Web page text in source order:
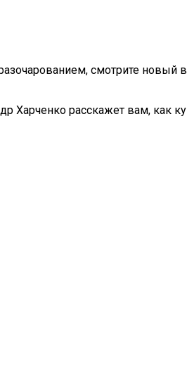
смотрите новый
Харченко расскажет вам, как